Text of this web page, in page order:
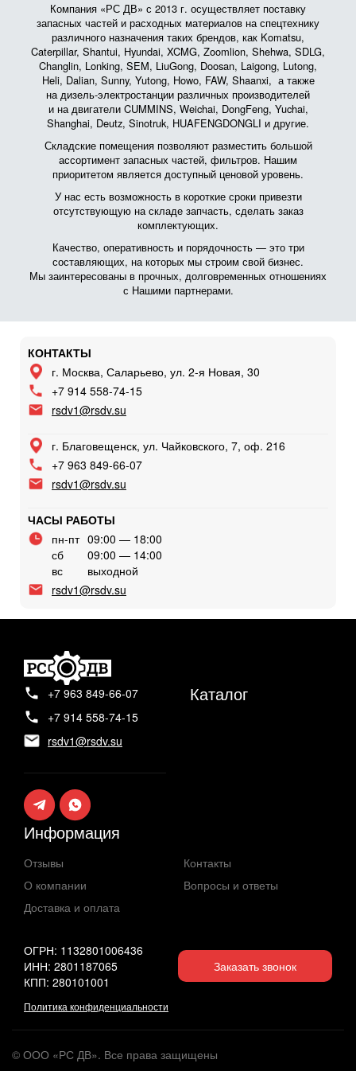
Компания «РС ДВ» с 2013 г. осуществляет поставку
запасных частей и расходных материалов на спецтехнику
различного назначения таких брендов, как Komatsu,
Caterpillar, Shantui, Hyundai, XCMG, Zoomlion, Shehwa, SDLG,
Changlin, Lonking, SEM, LiuGong, Doosan, Laigong, Lutong,
Heli, Dalian, Sunny, Yutong, Howo, FAW, Shaanxi, а также
на дизель-электростанции различных производителей
и на двигатели CUMMINS, Weichai, DongFeng, Yuchai,
Shanghai, Deutz, Sinotruk, HUAFENGDONGLI и другие.
Складские помещения позволяют разместить большой
ассортимент запасных частей, фильтров. Нашим
приоритетом является доступный ценовой уровень.
У нас есть возможность в короткие сроки привезти
отсутствующую на складе запчасть, сделать заказ
комплектующих.
Качество, оперативность и порядочность — это три
составляющих, на которых мы строим свой бизнес.
Мы заинтересованы в прочных, долговременных отношениях
с Нашими партнерами.
КОНТАКТЫ
г. Москва, Саларьево, ул. 2-я Новая, 30
+7 914 558-74-15
rsdv1@rsdv.su
г. Благовещенск, ул. Чайковского, 7, оф. 216
+7 963 849-66-07
rsdv1@rsdv.su
ЧАСЫ РАБОТЫ
пн-пт 09:00 — 18:00
сб
09:00 — 14:00
вс
выходной
rsdv1@rsdv.su
ОГРН: 1132801006436
ИНН: 2801187065
КПП: 280101001
Заказать звонок
Политика конфиденциальности
+7 963 849-66-07
+7 914 558-74-15
rsdv1@rsdv.su
Каталог
Информация
Отзывы
О компании
Доставка и оплата
Контакты
Вопросы и ответы
© ООО «РС ДВ». Все права защищены